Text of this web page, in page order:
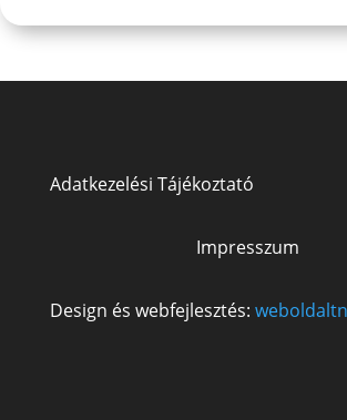
Adatkezelési Tájékoztató
Impresszum
Design és webfejlesztés: